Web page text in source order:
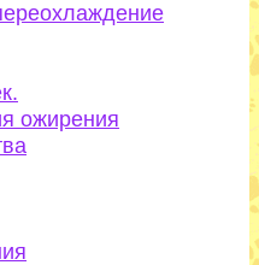
ожирения